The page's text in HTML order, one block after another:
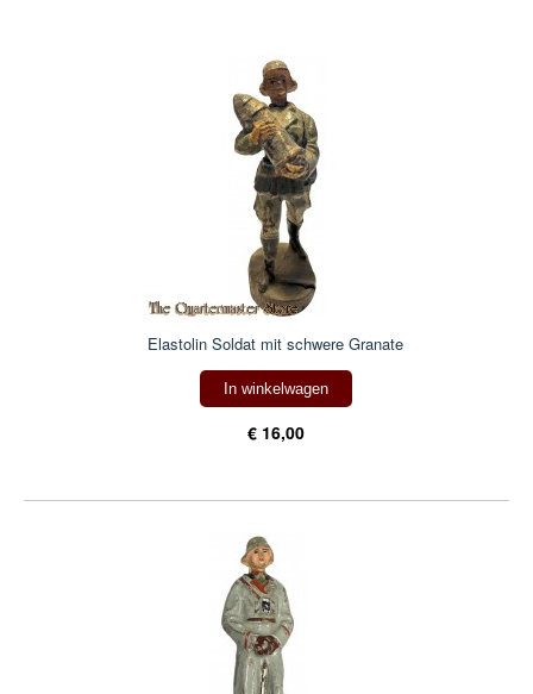
Elastolin Soldat mit schwere Granate
In winkelwagen
€ 16,00